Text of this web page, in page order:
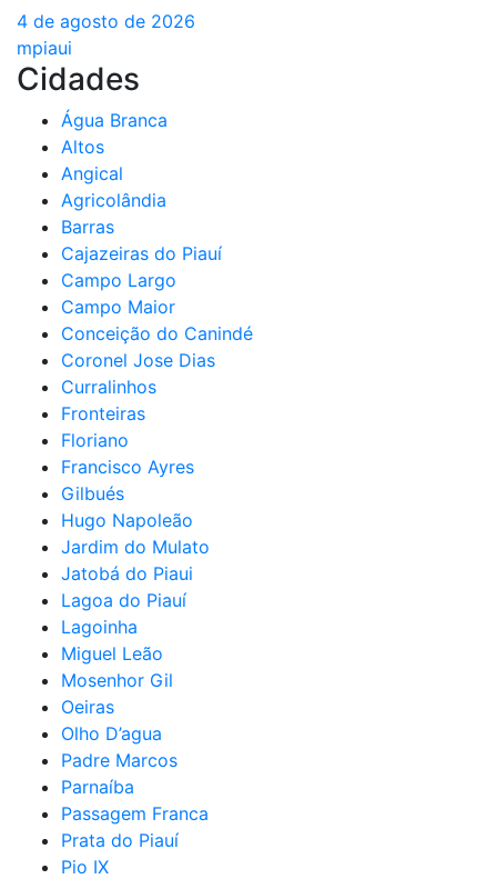
4 de agosto de 2026
mpiaui
Cidades
Água Branca
Altos
Angical
Agricolândia
Barras
Cajazeiras do Piauí
Campo Largo
Campo Maior
Conceição do Canindé
Coronel Jose Dias
Curralinhos
Fronteiras
Floriano
Francisco Ayres
Gilbués
Hugo Napoleão
Jardim do Mulato
Jatobá do Piaui
Lagoa do Piauí
Lagoinha
Miguel Leão
Mosenhor Gil
Oeiras
Olho D’agua
Padre Marcos
Parnaíba
Passagem Franca
Prata do Piauí
Pio IX